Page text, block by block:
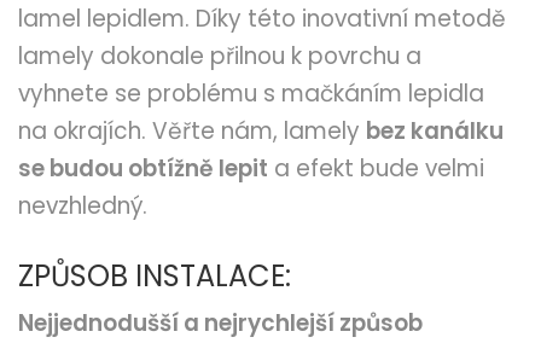
lamel lepidlem. Díky této inovativní metodě
lamely dokonale přilnou k povrchu a
vyhnete se problému s mačkáním lepidla
na okrajích. Věřte nám, lamely bez kanálku
se budou obtížně lepit a efekt bude velmi
nevzhledný.
ZPŮSOB INSTALACE:
Nejjednodušší a nejrychlejší způsob